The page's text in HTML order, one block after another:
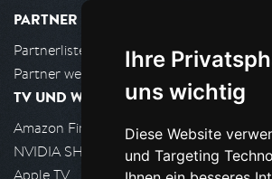
Ihre
uns wichtig
Diese Website
und Targeting
PARTNER
Partnerliste
Partner werden
TV UND WOHNZIMMER
Amazon FireTV
NVIDIA SHIELD, Google TV
Apple TV